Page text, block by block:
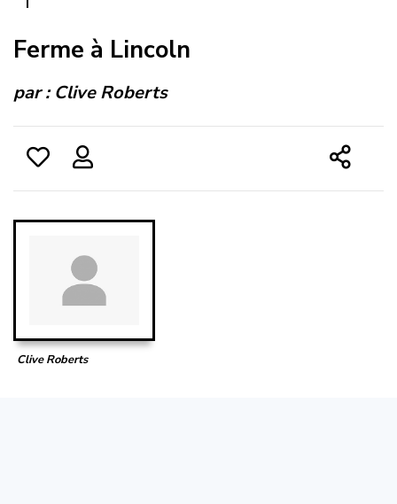
Ferme à Lincoln
par :Clive Roberts
Clive Roberts